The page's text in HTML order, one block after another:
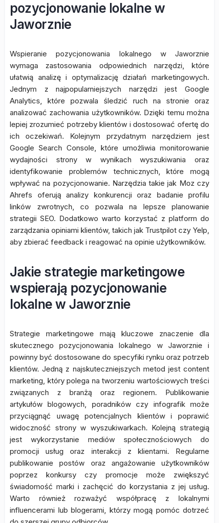
pozycjonowanie lokalne w
Jaworznie
Wspieranie pozycjonowania lokalnego w Jaworznie
wymaga zastosowania odpowiednich narzędzi, które
ułatwią analizę i optymalizację działań marketingowych.
Jednym z najpopularniejszych narzędzi jest Google
Analytics, które pozwala śledzić ruch na stronie oraz
analizować zachowania użytkowników. Dzięki temu można
lepiej zrozumieć potrzeby klientów i dostosować ofertę do
ich oczekiwań. Kolejnym przydatnym narzędziem jest
Google Search Console, które umożliwia monitorowanie
wydajności strony w wynikach wyszukiwania oraz
identyfikowanie problemów technicznych, które mogą
wpływać na pozycjonowanie. Narzędzia takie jak Moz czy
Ahrefs oferują analizy konkurencji oraz badanie profilu
linków zwrotnych, co pozwala na lepsze planowanie
strategii SEO. Dodatkowo warto korzystać z platform do
zarządzania opiniami klientów, takich jak Trustpilot czy Yelp,
aby zbierać feedback i reagować na opinie użytkowników.
Jakie strategie marketingowe
wspierają pozycjonowanie
lokalne w Jaworznie
Strategie marketingowe mają kluczowe znaczenie dla
skutecznego pozycjonowania lokalnego w Jaworznie i
powinny być dostosowane do specyfiki rynku oraz potrzeb
klientów. Jedną z najskuteczniejszych metod jest content
marketing, który polega na tworzeniu wartościowych treści
związanych z branżą oraz regionem. Publikowanie
artykułów blogowych, poradników czy infografik może
przyciągnąć uwagę potencjalnych klientów i poprawić
widoczność strony w wyszukiwarkach. Kolejną strategią
jest wykorzystanie mediów społecznościowych do
promocji usług oraz interakcji z klientami. Regularne
publikowanie postów oraz angażowanie użytkowników
poprzez konkursy czy promocje może zwiększyć
świadomość marki i zachęcić do korzystania z jej usług.
Warto również rozważyć współpracę z lokalnymi
influencerami lub blogerami, którzy mogą pomóc dotrzeć